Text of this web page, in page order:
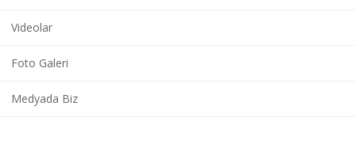
Videolar
Foto Galeri
Medyada Biz